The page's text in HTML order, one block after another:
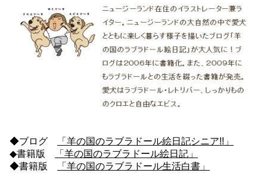
◆ブログ
「羊の国のラブラドール絵日記シニア!!」
◆書籍版
「羊の国のラブラドール絵日記」
◆書籍版
「羊の国のラブラドール生活白書」